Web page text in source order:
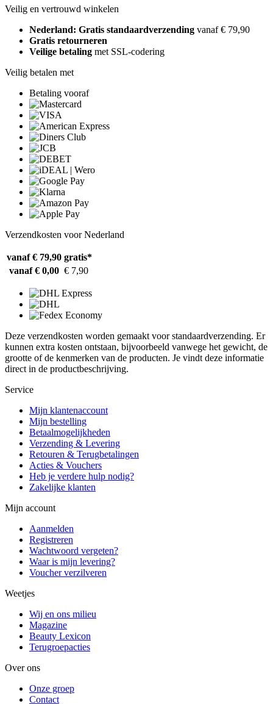
Veilig en vertrouwd winkelen
Nederland: Gratis standaardverzending vanaf € 79,90
Gratis retourneren
Veilige betaling met SSL-codering
Veilig betalen met
Betaling vooraf
Verzendkosten voor Nederland
vanaf € 79,90 gratis*
vanaf € 0,00 € 7,90
Deze verzendkosten worden gemaakt voor standaardverzending. Er
kunnen extra kosten ontstaan, bijvoorbeeld vanwege het gewicht, de
grootte of de kenmerken van de producten. Je vindt deze informatie
direct in de productbeschrijving.
Service
Mijn klantenaccount
Mijn bestelling
Betaalmogelijkheden
Verzending & Levering
Retouren & Terugbetalingen
Acties & Vouchers
Heb je verdere hulp nodig?
Zakelijke klanten
Mijn account
Aanmelden
Registreren
Wachtwoord vergeten?
Waar is mijn levering?
Voucher verzilveren
Weetjes
Wij en ons milieu
Magazine
Beauty Lexicon
Terugroepacties
Over ons
Onze groep
Contact